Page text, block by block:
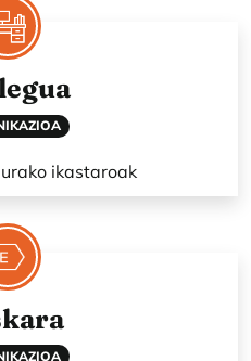
ikastaroak